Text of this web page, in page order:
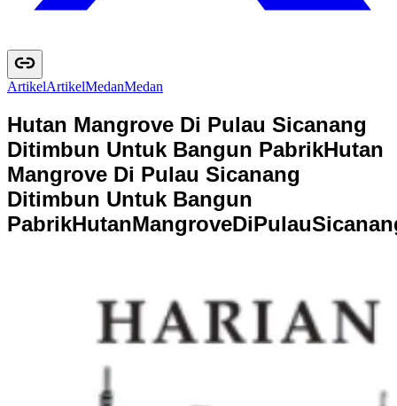
ArtikelArtikelMedanMedan
Hutan Mangrove Di Pulau Sicanang
Ditimbun Untuk Bangun PabrikHutan
Mangrove Di Pulau Sicanang
Ditimbun Untuk Bangun
PabrikHutanMangroveDiPulauSicanan